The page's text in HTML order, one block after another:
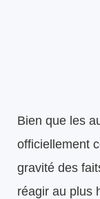
Bien que les
officiellement
gravité des
réagir au plus